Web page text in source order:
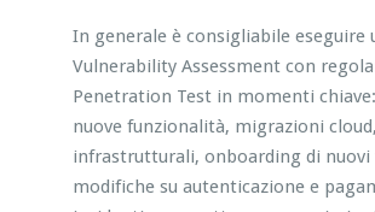
In generale è consigliabile eseguire
Vulnerability Assessment con
Penetration Test in momenti
nuove funzionalità, migrazioni
infrastrutturali, onboarding di
modifiche su autenticazione e